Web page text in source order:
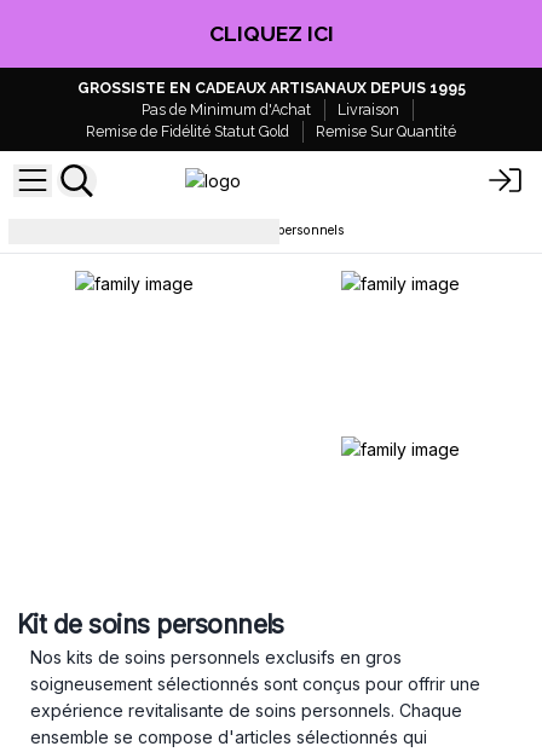
CLIQUEZ ICI
GROSSISTE EN CADEAUX ARTISANAUX DEPUIS 1995
Pas de Minimum d'Achat
Livraison
Remise de Fidélité Statut Gold
Remise Sur Quantité
Kit de soins personnels
Kit de soins personnels
Nos kits de soins personnels exclusifs en gros
soigneusement sélectionnés sont conçus pour offrir une
expérience revitalisante de soins personnels. Chaque
ensemble se compose d'articles sélectionnés qui